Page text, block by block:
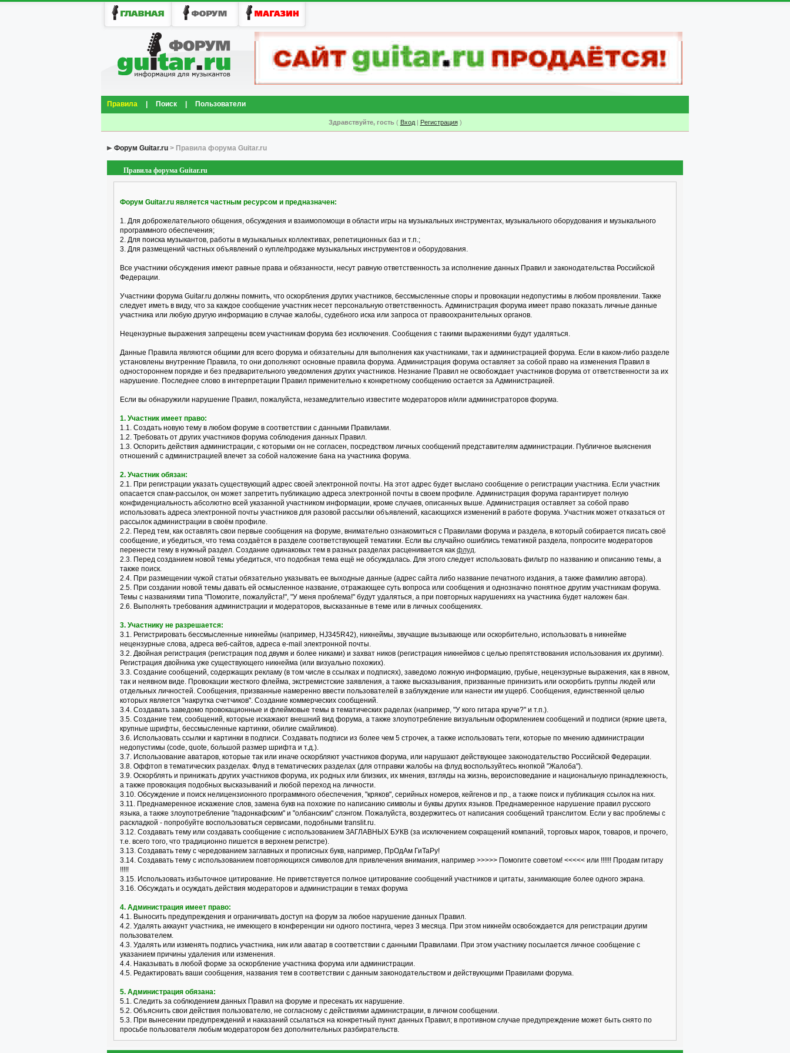
Правила Поиск Пользователи
Здравствуйте, гость( Вход| Регистрация)
Форум Guitar.ru > Правила форума Guitar.ru
Правила форума Guitar.ru
Форум Guitar.ru является частным ресурсом и предназначен:
1. Для доброжелательного общения, обсуждения и взаимопомощи в области игры на музыкальных инструментах, музыкального оборудования и музыкального
программного обеспечения;
2. Для поиска музыкантов, работы в музыкальных коллективах, репетиционных баз и т.п.;
3. Для размещений частных объявлений о купле/продаже музыкальных инструментов и оборудования.
Все участники обсуждения имеют равные права и обязанности, несут равную ответственность за исполнение данных Правил и законодательства Российской
Федерации.
Участники форума Guitar.ru должны помнить, что оскорбления других участников, бессмысленные споры и провокации недопустимы в любом проявлении. Также
следует иметь в виду, что за каждое сообщение участник несет персональную ответственность. Администрация форума имеет право показать личные данные
участника или любую другую информацию в случае жалобы, судебного иска или запроса от правоохранительных органов.
Нецензурные выражения запрещены всем участникам форума без исключения. Сообщения с такими выражениями будут удаляться.
Данные Правила являются общими для всего форума и обязательны для выполнения как участниками, так и администрацией форума. Если в каком-либо разделе
установлены внутренние Правила, то они дополняют основные правила форума. Администрация форума оставляет за собой право на изменения Правил в
одностороннем порядке и без предварительного уведомления других участников. Незнание Правил не освобождает участников форума от ответственности за их
нарушение. Последнее слово в интерпретации Правил применительно к конкретному сообщению остается за Администрацией.
Если вы обнаружили нарушение Правил, пожалуйста, незамедлительно известите модераторов и/или администраторов форума.
1. Участник имеет право:
1.1. Создать новую тему в любом форуме в соответствии с данными Правилами.
1.2. Требовать от других участников форума соблюдения данных Правил.
1.3. Оспорить действия администрации, с которыми он не согласен, посредством личных сообщений представителям администрации. Публичное выяснения
отношений с администрацией влечет за собой наложение бана на участника форума.
2. Участник обязан:
2.1. При регистрации указать существующий адрес своей электронной почты. На этот адрес будет выслано сообщение о регистрации участника. Если участник
опасается спам-рассылок, он может запретить публикацию адреса электронной почты в своем профиле. Администрация форума гарантирует полную
конфиденциальность абсолютно всей указанной участником информации, кроме случаев, описанных выше. Администрация оставляет за собой право
использовать адреса электронной почты участников для разовой рассылки объявлений, касающихся изменений в работе форума. Участник может отказаться от
рассылок администрации в своём профиле.
2.2. Перед тем, как оставлять свои первые сообщения на форуме, внимательно ознакомиться с Правилами форума и раздела, в который собирается писать своё
сообщение, и убедиться, что тема создаётся в разделе соответствующей тематики. Если вы случайно ошиблись тематикой раздела, попросите модераторов
перенести тему в нужный раздел. Создание одинаковых тем в разных разделах расценивается как флуд.
2.3. Перед созданием новой темы убедиться, что подобная тема ещё не обсуждалась. Для этого следует использовать фильтр по названию и описанию темы, а
также поиск.
2.4. При размещении чужой статьи обязательно указывать ее выходные данные (адрес сайта либо название печатного издания, а также фамилию автора).
2.5. При создании новой темы давать ей осмысленное название, отражающее суть вопроса или сообщения и однозначно понятное другим участникам форума.
Темы с названиями типа "Помогите, пожалуйста!", "У меня проблема!" будут удаляться, а при повторных нарушениях на участника будет наложен бан.
2.6. Выполнять требования администрации и модераторов, высказанные в теме или в личных сообщениях.
3. Участнику не разрешается:
3.1. Регистрировать бессмысленные никнеймы (например, HJ345R42), никнеймы, звучащие вызывающе или оскорбительно, использовать в никнейме
нецензурные слова, адреса веб-сайтов, адреса e-mail электронной почты.
3.2. Двойная регистрация (регистрация под двумя и более никами) и захват ников (регистрация никнеймов с целью препятствования использования их другими).
Регистрация двойника уже существующего никнейма (или визуально похожих).
3.3. Создание сообщений, содержащих рекламу (в том числе в ссылках и подписях), заведомо ложнyю инфоpмацию, гpубые, нецензурные выражения, как в явном,
так и неявном виде. Провокации жесткого флейма, экстремистские заявления, а также высказывания, призванные принизить или оскорбить группы людей или
отдельных личностей. Сообщения, призванные намеренно ввести пользователей в заблуждение или нанести им ущерб. Сообщения, единственной целью
которых является "накрутка счетчиков". Создание коммерческих сообщений.
3.4. Создавать заведомо провокационные и флеймовые темы в тематических раделах (например, "У кого гитара круче?" и т.п.).
3.5. Создание тем, сообщений, которые искажают внешний вид форума, а также злоупотребление визуальным оформлением сообщений и подписи (яркие цвета,
крупные шрифты, бессмысленные картинки, обилие смайликов).
3.6. Использовать ссылки и картинки в подписи. Создавать подписи из более чем 5 строчек, а также использовать теги, которые по мнению администрации
недопустимы (code, quote, большой размер шрифта и т.д.).
3.7. Использование аватаров, которые так или иначе оскорбляют участников форума, или нарушают действующее законодательство Российской Федерации.
3.8. Оффтоп в тематических разделах. Флуд в тематических разделах (для отправки жалобы на флуд воспользуйтесь кнопкой "Жалоба").
3.9. Оскорблять и принижать других участников форума, их родных или близких, их мнения, взгляды на жизнь, вероисповедание и национальную принадлежность,
а также провокация подобных высказываний и любой переход на личности.
3.10. Обсуждение и поиск нелицензионного программного обеспечения, "кряков", серийных номеров, кейгенов и пр., а также поиск и публикация ссылок на них.
3.11. Преднамеренное искажение слов, замена букв на похожие по написанию символы и буквы других языков. Преднамеренное нарушение правил русского
языка, а также злоупотребление "падонкафским" и "олбанским" слэнгом. Пожалуйста, воздержитесь от написания сообщений транслитом. Если у вас проблемы с
раскладкой - попробуйте воспользоваться сервисами, подобными translit.ru.
3.12. Создавать тему или создавать сообщение с использованием ЗАГЛАВНЫХ БУКВ (за исключением сокращений компаний, торговых марок, товаров, и прочего,
т.е. всего того, что традиционно пишется в верхнем регистре).
3.13. Создавать тему с чередованием заглавных и прописных букв, например, ПрОдАм ГиТаРу!
3.14. Создавать тему с использованием повторяющихся символов для привлечения внимания, например >>>>> Помогите советом! <<<<< или !!!!!! Продам гитару
!!!!!
3.15. Использовать избыточное цитирование. Не приветствуется полное цитирование сообщений участников и цитаты, занимающие более одного экрана.
3.16. Обсуждать и осуждать действия модераторов и администрации в темах форума
4. Администрация имеет право:
4.1. Выносить предупреждения и ограничивать доступ на форум за любое нарушение данных Правил.
4.2. Удалять аккаунт участника, не имеющего в конференции ни одного постинга, через 3 месяца. При этом никнейм освобождается для регистрации другим
пользователем.
4.3. Удалять или изменять подпись участника, ник или аватар в соответствии с данными Правилами. При этом участнику посылается личное сообщение с
указанием причины удаления или изменения.
4.4. Наказывать в любой форме за оскорбление участника форума или администрации.
4.5. Редактировать ваши сообщения, названия тем в соответствии с данным законодательством и действующими Правилами форума.
5. Администрация обязана:
5.1. Следить за соблюдением данных Правил на форуме и пресекать их нарушение.
5.2. Объяснить свои действия пользователю, не согласному с действиями администрации, в личном сообщении.
5.3. При вынесении предупреждений и наказаний ссылаться на конкретный пункт данных Правил; в противном случае предупреждение может быть снято по
просьбе пользователя любым модератором без дополнительных разбирательств.